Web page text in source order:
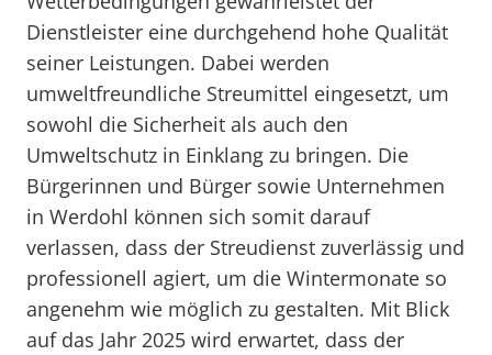
Dienstleister eine durchgehend hohe Qualität
seiner Leistungen. Dabei werden
umweltfreundliche Streumittel eingesetzt, um
sowohl die Sicherheit als auch den
Umweltschutz in Einklang zu bringen. Die
Bürgerinnen und Bürger sowie Unternehmen
in Werdohl können sich somit darauf
verlassen, dass der Streudienst zuverlässig und
professionell agiert, um die Wintermonate so
angenehm wie möglich zu gestalten. Mit Blick
auf das Jahr 2025 wird erwartet, dass der